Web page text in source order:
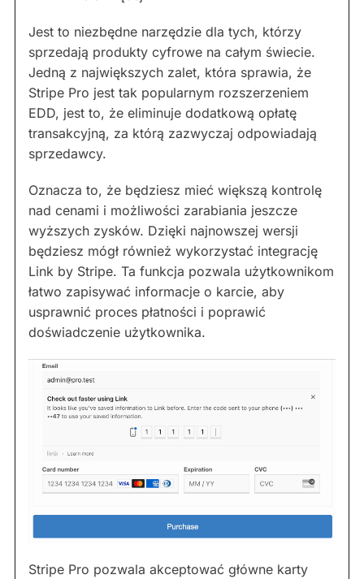
Jest to niezbędne narzędzie dla tych, którzy
sprzedają produkty cyfrowe na całym świecie.
Jedną z największych zalet, która sprawia, że
Stripe Pro jest tak popularnym rozszerzeniem
EDD, jest to, że eliminuje dodatkową opłatę
transakcyjną, za którą zazwyczaj odpowiadają
sprzedawcy.
Oznacza to, że będziesz mieć większą kontrolę
nad cenami i możliwości zarabiania jeszcze
wyższych zysków. Dzięki najnowszej wersji
będziesz mógł również wykorzystać integrację
Link by Stripe. Ta funkcja pozwala użytkownikom
łatwo zapisywać informacje o karcie, aby
usprawnić proces płatności i poprawić
doświadczenie użytkownika.
Stripe Pro pozwala akceptować główne karty